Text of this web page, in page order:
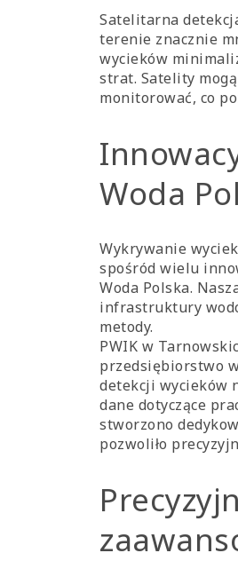
Satelitarna
terenie znacznie
wycieków
strat. Satelity
monitorować, co
Woda
Wykrywanie
spośród wielu
Woda Polska.
infrastruktury
metody.
PWIK w
przedsiębiorstwo
detekcji wycieków
dane dotyczące
stworzono
pozwoliło